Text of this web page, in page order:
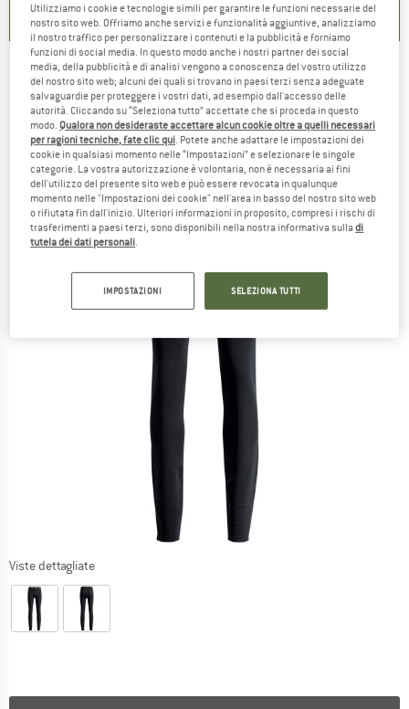
SWIX -Heat Wool Tights - Intimo lana
merinos
(0)
Viste dettagliate
Utilizziamo i cookie e tecnologie simili per garantire le funzioni necessarie del
nostro sito web. Offriamo anche servizi e funzionalità aggiuntive, analizziamo
il nostro traffico per personalizzare i contenuti e la pubblicità e forniamo
funzioni di social media. In questo modo anche i nostri partner dei social
media, della pubblicità e di analisi vengono a conoscenza del vostro utilizzo
del nostro sito web; alcuni dei quali si trovano in paesi terzi senza adeguate
salvaguardie per proteggere i vostri dati, ad esempio dall'accesso delle
autorità. Cliccando su “Seleziona tutto” accettate che si proceda in questo
modo. Qualora non desideraste accettare alcun cookie oltre a quelli necessari
per ragioni tecniche, fate clic qui . Potete anche adattare le impostazioni dei
cookie in qualsiasi momento nelle “Impostazioni” e selezionare le singole
categorie. La vostra autorizzazione è volontaria, non è necessaria ai fini
dell'utilizzo del presente sito web e può essere revocata in qualunque
momento nelle "Impostazioni dei cookie" nell'area in basso del nostro sito web
o rifiutata fin dall'inizio. Ulteriori informazioni in proposito, compresi i rischi di
trasferimenti a paesi terzi, sono disponibili nella nostra informativa sulladi
tutela dei dati personali
IMPOSTAZIONI SELEZIONA TUTTI